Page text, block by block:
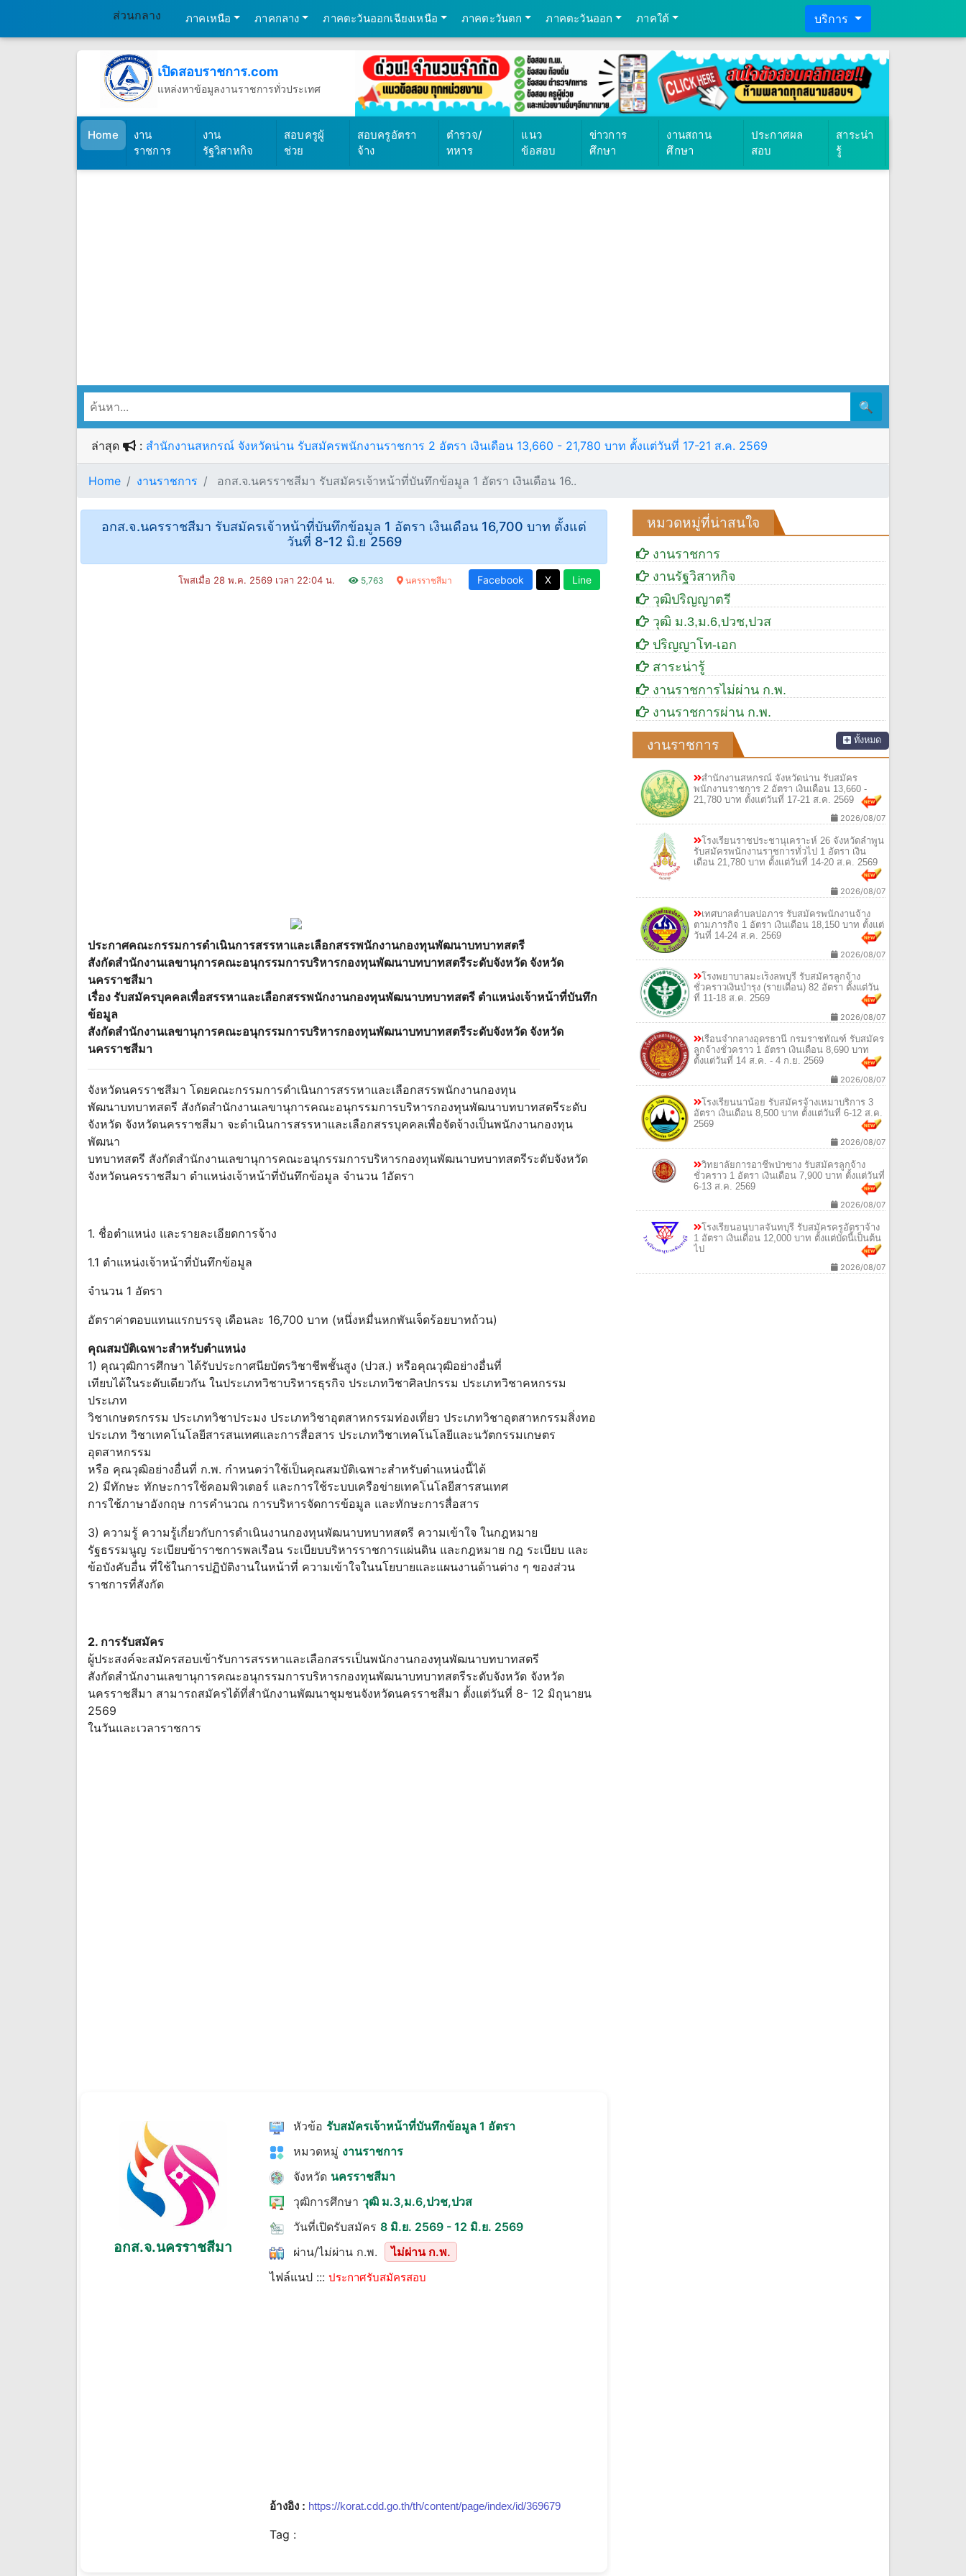
ส่วนกลาง ภาคเหนือ ภาคกลาง ภาคตะวันออกเฉียงเหนือ ภาคตะวันตก ภาคตะวันออก ภาคใต้ บริการ
เปิดสอบราชการ.com
แหล่งหาข้อมูลงานราชการทั่วประเทศ
Home(เปิดสอบราชการ)
งาน
ราชการ
งาน
รัฐวิสาหกิจ
สอบครูผู้
ช่วย
สอบครูอัตรา
จ้าง
ตำรวจ/
ทหาร
แนว
ข้อสอบ
ข่าวการ
ศึกษา
งานสถาน
ศึกษา
ประกาศผล
สอบ
สาระน่า
รู้
🔍
ล่าสุด : สำนักงานสหกรณ์ จังหวัดน่าน รับสมัครพนักงานราชการ 2 อัตรา เงินเดือน 13,660 - 21,780 บาท ตั้งแต่วันที่ 17-21 ส.ค. 2569
Home งานราชการ อกส.จ.นครราชสีมา รับสมัครเจ้าหน้าที่บันทึกข้อมูล 1 อัตรา เงินเดือน 16..
อกส.จ.นครราชสีมา รับสมัครเจ้าหน้าที่บันทึกข้อมูล 1 อัตรา เงินเดือน 16,700 บาท ตั้งแต่
วันที่ 8-12 มิ.ย 2569
โพสเมื่อ 28 พ.ค. 2569 เวลา 22:04 น. 5,763 นครราชสีมา Facebook X Line
ประกาศคณะกรรมการดำเนินการสรรหาและเลือกสรรพนักงานกองทุนพัฒนาบทบาทสตรี
สังกัดสำนักงานเลขานุการคณะอนุกรรมการบริหารกองทุนพัฒนาบทบาทสตรีระดับจังหวัด จังหวัด
นครราชสีมา
เรื่อง รับสมัครบุคคลเพื่อสรรหาและเลือกสรรพนักงานกองทุนพัฒนาบทบาทสตรี ตำแหน่งเจ้าหน้าที่บันทึก
ข้อมูล
สังกัดสำนักงานเลขานุการคณะอนุกรรมการบริหารกองทุนพัฒนาบทบาทสตรีระดับจังหวัด จังหวัด
นครราชสีมา
จังหวัดนครราชสีมา โดยคณะกรรมการดำเนินการสรรหาและเลือกสรรพนักงานกองทุน
พัฒนาบทบาทสตรี สังกัดสำนักงานเลขานุการคณะอนุกรรมการบริหารกองทุนพัฒนาบทบาทสตรีระดับ
จังหวัด จังหวัดนครราชสีมา จะดำเนินการสรรหาและเลือกสรรบุคคลเพื่อจัดจ้างเป็นพนักงานกองทุน
พัฒนา
บทบาทสตรี สังกัดสำนักงานเลขานุการคณะอนุกรรมการบริหารกองทุนพัฒนาบทบาทสตรีระดับจังหวัด
จังหวัดนครราชสีมา ตำแหน่งเจ้าหน้าที่บันทึกข้อมูล จำนวน 1อัตรา
1. ชื่อตำแหน่ง และรายละเอียดการจ้าง
1.1 ตำแหน่งเจ้าหน้าที่บันทึกข้อมูล
จำนวน 1 อัตรา
อัตราค่าตอบแทนแรกบรรจุ เดือนละ 16,700 บาท (หนึ่งหมื่นหกพันเจ็ดร้อยบาทถ้วน)
คุณสมบัติเฉพาะสำหรับตำแหน่ง
1) คุณวุฒิการศึกษา ได้รับประกาศนียบัตรวิชาชีพชั้นสูง (ปวส.) หรือคุณวุฒิอย่างอื่นที่
เทียบได้ในระดับเดียวกัน ในประเภทวิชาบริหารธุรกิจ ประเภทวิชาศิลปกรรม ประเภทวิชาคหกรรม
ประเภท
วิชาเกษตรกรรม ประเภทวิชาประมง ประเภทวิชาอุตสาหกรรมท่องเที่ยว ประเภทวิชาอุตสาหกรรมสิ่งทอ
ประเภท วิชาเทคโนโลยีสารสนเทศและการสื่อสาร ประเภทวิชาเทคโนโลยีและนวัตกรรมเกษตร
อุตสาหกรรม
หรือ คุณวุฒิอย่างอื่นที่ ก.พ. กำหนดว่าใช้เป็นคุณสมบัติเฉพาะสำหรับตำแหน่งนี้ได้
2) มีทักษะ ทักษะการใช้คอมพิวเตอร์ และการใช้ระบบเครือข่ายเทคโนโลยีสารสนเทศ
การใช้ภาษาอังกฤษ การคำนวณ การบริหารจัดการข้อมูล และทักษะการสื่อสาร
3) ความรู้ ความรู้เกี่ยวกับการดำเนินงานกองทุนพัฒนาบทบาทสตรี ความเข้าใจ ในกฎหมาย
รัฐธรรมนูญ ระเบียบข้าราชการพลเรือน ระเบียบบริหารราชการแผ่นดิน และกฎหมาย กฎ ระเบียบ และ
ข้อบังคับอื่น ที่ใช้ในการปฏิบัติงานในหน้าที่ ความเข้าใจในนโยบายและแผนงานด้านต่าง ๆ ของส่วน
ราชการที่สังกัด
2. การรับสมัคร
ผู้ประสงค์จะสมัครสอบเข้ารับการสรรหาและเลือกสรรเป็นพนักงานกองทุนพัฒนาบทบาทสตรี
สังกัดสำนักงานเลขานุการคณะอนุกรรมการบริหารกองทุนพัฒนาบทบาทสตรีระดับจังหวัด จังหวัด
นครราชสีมา สามารถสมัครได้ที่สำนักงานพัฒนาชุมชนจังหวัดนครราชสีมา ตั้งแต่วันที่ 8- 12 มิถุนายน
2569
ในวันและเวลาราชการ
อกส.จ.นครราชสีมา
หัวข้อ รับสมัครเจ้าหน้าที่บันทึกข้อมูล 1 อัตรา
หมวดหมู่ งานราชการ
จังหวัด นครราชสีมา
วุฒิการศึกษา วุฒิ ม.3,ม.6,ปวช,ปวส
วันที่เปิดรับสมัคร 8 มิ.ย. 2569 - 12 มิ.ย. 2569
ผ่าน/ไม่ผ่าน ก.พ.
ไม่ผ่าน ก.พ.
ไฟล์แนป ::: ประกาศรับสมัครสอบ
อ้างอิง : https://korat.cdd.go.th/th/content/page/index/id/369679
Tag :
หมวดหมู่ที่น่าสนใจ
งานราชการ
งานรัฐวิสาหกิจ
วุฒิปริญญาตรี
วุฒิ ม.3,ม.6,ปวช,ปวส
ปริญญาโท-เอก
สาระน่ารู้
งานราชการไม่ผ่าน ก.พ.
งานราชการผ่าน ก.พ.
งานราชการ ทั้งหมด
สำนักงานสหกรณ์ จังหวัดน่าน รับสมัคร
พนักงานราชการ 2 อัตรา เงินเดือน 13,660 -
21,780 บาท ตั้งแต่วันที่ 17-21 ส.ค. 2569
2026/08/07
โรงเรียนราชประชานุเคราะห์ 26 จังหวัดลำพูน
รับสมัครพนักงานราชการทั่วไป 1 อัตรา เงิน
เดือน 21,780 บาท ตั้งแต่วันที่ 14-20 ส.ค. 2569
2026/08/07
เทศบาลตำบลปอภาร รับสมัครพนักงานจ้าง
ตามภารกิจ 1 อัตรา เงินเดือน 18,150 บาท ตั้งแต่
วันที่ 14-24 ส.ค. 2569
2026/08/07
โรงพยาบาลมะเร็งลพบุรี รับสมัครลูกจ้าง
ชั่วคราวเงินบำรุง (รายเดือน) 82 อัตรา ตั้งแต่วัน
ที่ 11-18 ส.ค. 2569
2026/08/07
เรือนจำกลางอุดรธานี กรมราชทัณฑ์ รับสมัคร
ลูกจ้างชั่วคราว 1 อัตรา เงินเดือน 8,690 บาท
ตั้งแต่วันที่ 14 ส.ค. - 4 ก.ย. 2569
2026/08/07
โรงเรียนนาน้อย รับสมัครจ้างเหมาบริการ 3
อัตรา เงินเดือน 8,500 บาท ตั้งแต่วันที่ 6-12 ส.ค.
2569
2026/08/07
วิทยาลัยการอาชีพป่าซาง รับสมัครลูกจ้าง
ชั่วคราว 1 อัตรา เงินเดือน 7,900 บาท ตั้งแต่วันที่
6-13 ส.ค. 2569
2026/08/07
โรงเรียนอนุบาลจันทบุรี รับสมัครครูอัตราจ้าง
1 อัตรา เงินเดือน 12,000 บาท ตั้งแต่บัดนี้เป็นต้น
ไป
2026/08/07